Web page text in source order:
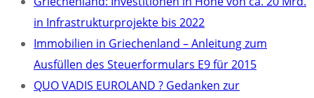
in Infrastrukturprojekte bis 2022
Immobilien in Griechenland – Anleitung zum
Ausfüllen des Steuerformulars E9 für 2015
QUO VADIS EUROLAND ? Gedanken zur